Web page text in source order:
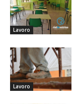
Lavoro
Lavoro